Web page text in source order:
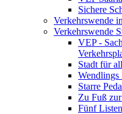
Sichere
Verkehrswende
Verkehrswende
VEP -
Stadt für
Wendlings
Starre
Zu Fuß
Fünf